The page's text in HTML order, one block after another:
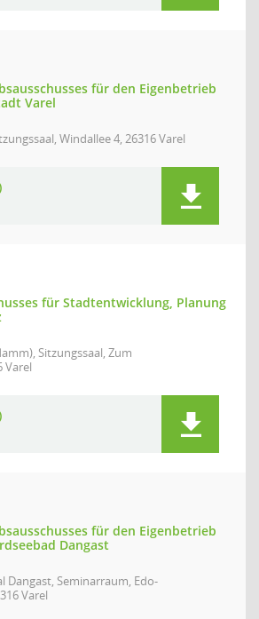
für den Eigenbetrieb
Varel
Windallee 4, 26316 Varel
für Stadtentwicklung, Planung
Sitzungssaal, Zum
Varel
für den Eigenbetrieb
Dangast
Seminarraum, Edo-
Varel